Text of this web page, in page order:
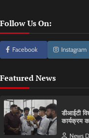
Follow Us On:
Facebook Instagram
Featured News
डीआईटी
कार्यक्रम
News